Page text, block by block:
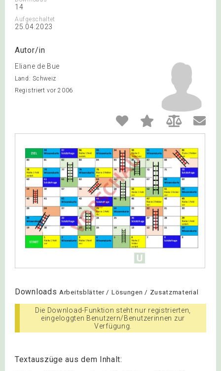
14
Aufgeschaltet
25.04.2023
Autor/in
Eliane de Bue
Land: Schweiz
Registriert vor 2006
Downloads Arbeitsblätter / Lösungen / Zusatzmaterial
Die Download-Funktion steht nur registrierten,
eingeloggten Benutzern/Benutzerinnen zur
Verfügung.
Textauszüge aus dem Inhalt: